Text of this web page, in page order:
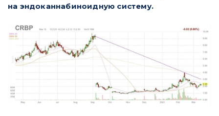
на эндоканнабиноидную систему.